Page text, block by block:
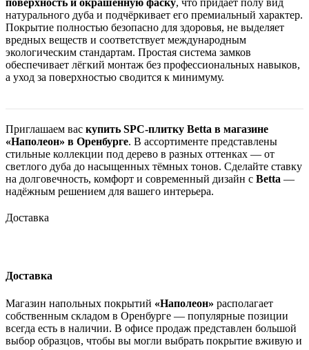
поверхность и окрашенную фаску, что придаёт полу вид
натурального дуба и подчёркивает его премиальный характер.
Покрытие полностью безопасно для здоровья, не выделяет
вредных веществ и соответствует международным
экологическим стандартам. Простая система замков
обеспечивает лёгкий монтаж без профессиональных навыков,
а уход за поверхностью сводится к минимуму.
Приглашаем вас купить SPC-плитку Betta в магазине
«Наполеон» в Оренбурге. В ассортименте представлены
стильные коллекции под дерево в разных оттенках — от
светлого дуба до насыщенных тёмных тонов. Сделайте ставку
на долговечность, комфорт и современный дизайн с Betta —
надёжным решением для вашего интерьера.
Доставка
Доставка
Магазин напольных покрытий «Наполеон» располагает
собственным складом в Оренбурге — популярные позиции
всегда есть в наличии. В офисе продаж представлен большой
выбор образцов, чтобы вы могли выбрать покрытие вживую и